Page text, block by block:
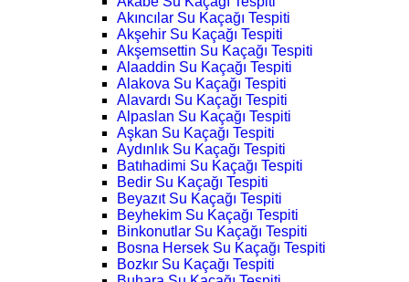
Akıncılar Su Kaçağı Tespiti
Akşehir Su Kaçağı Tespiti
Akşemsettin Su Kaçağı Tespiti
Alaaddin Su Kaçağı Tespiti
Alakova Su Kaçağı Tespiti
Alavardı Su Kaçağı Tespiti
Alpaslan Su Kaçağı Tespiti
Aşkan Su Kaçağı Tespiti
Aydınlık Su Kaçağı Tespiti
Batıhadimi Su Kaçağı Tespiti
Bedir Su Kaçağı Tespiti
Beyazıt Su Kaçağı Tespiti
Beyhekim Su Kaçağı Tespiti
Binkonutlar Su Kaçağı Tespiti
Bosna Hersek Su Kaçağı Tespiti
Bozkır Su Kaçağı Tespiti